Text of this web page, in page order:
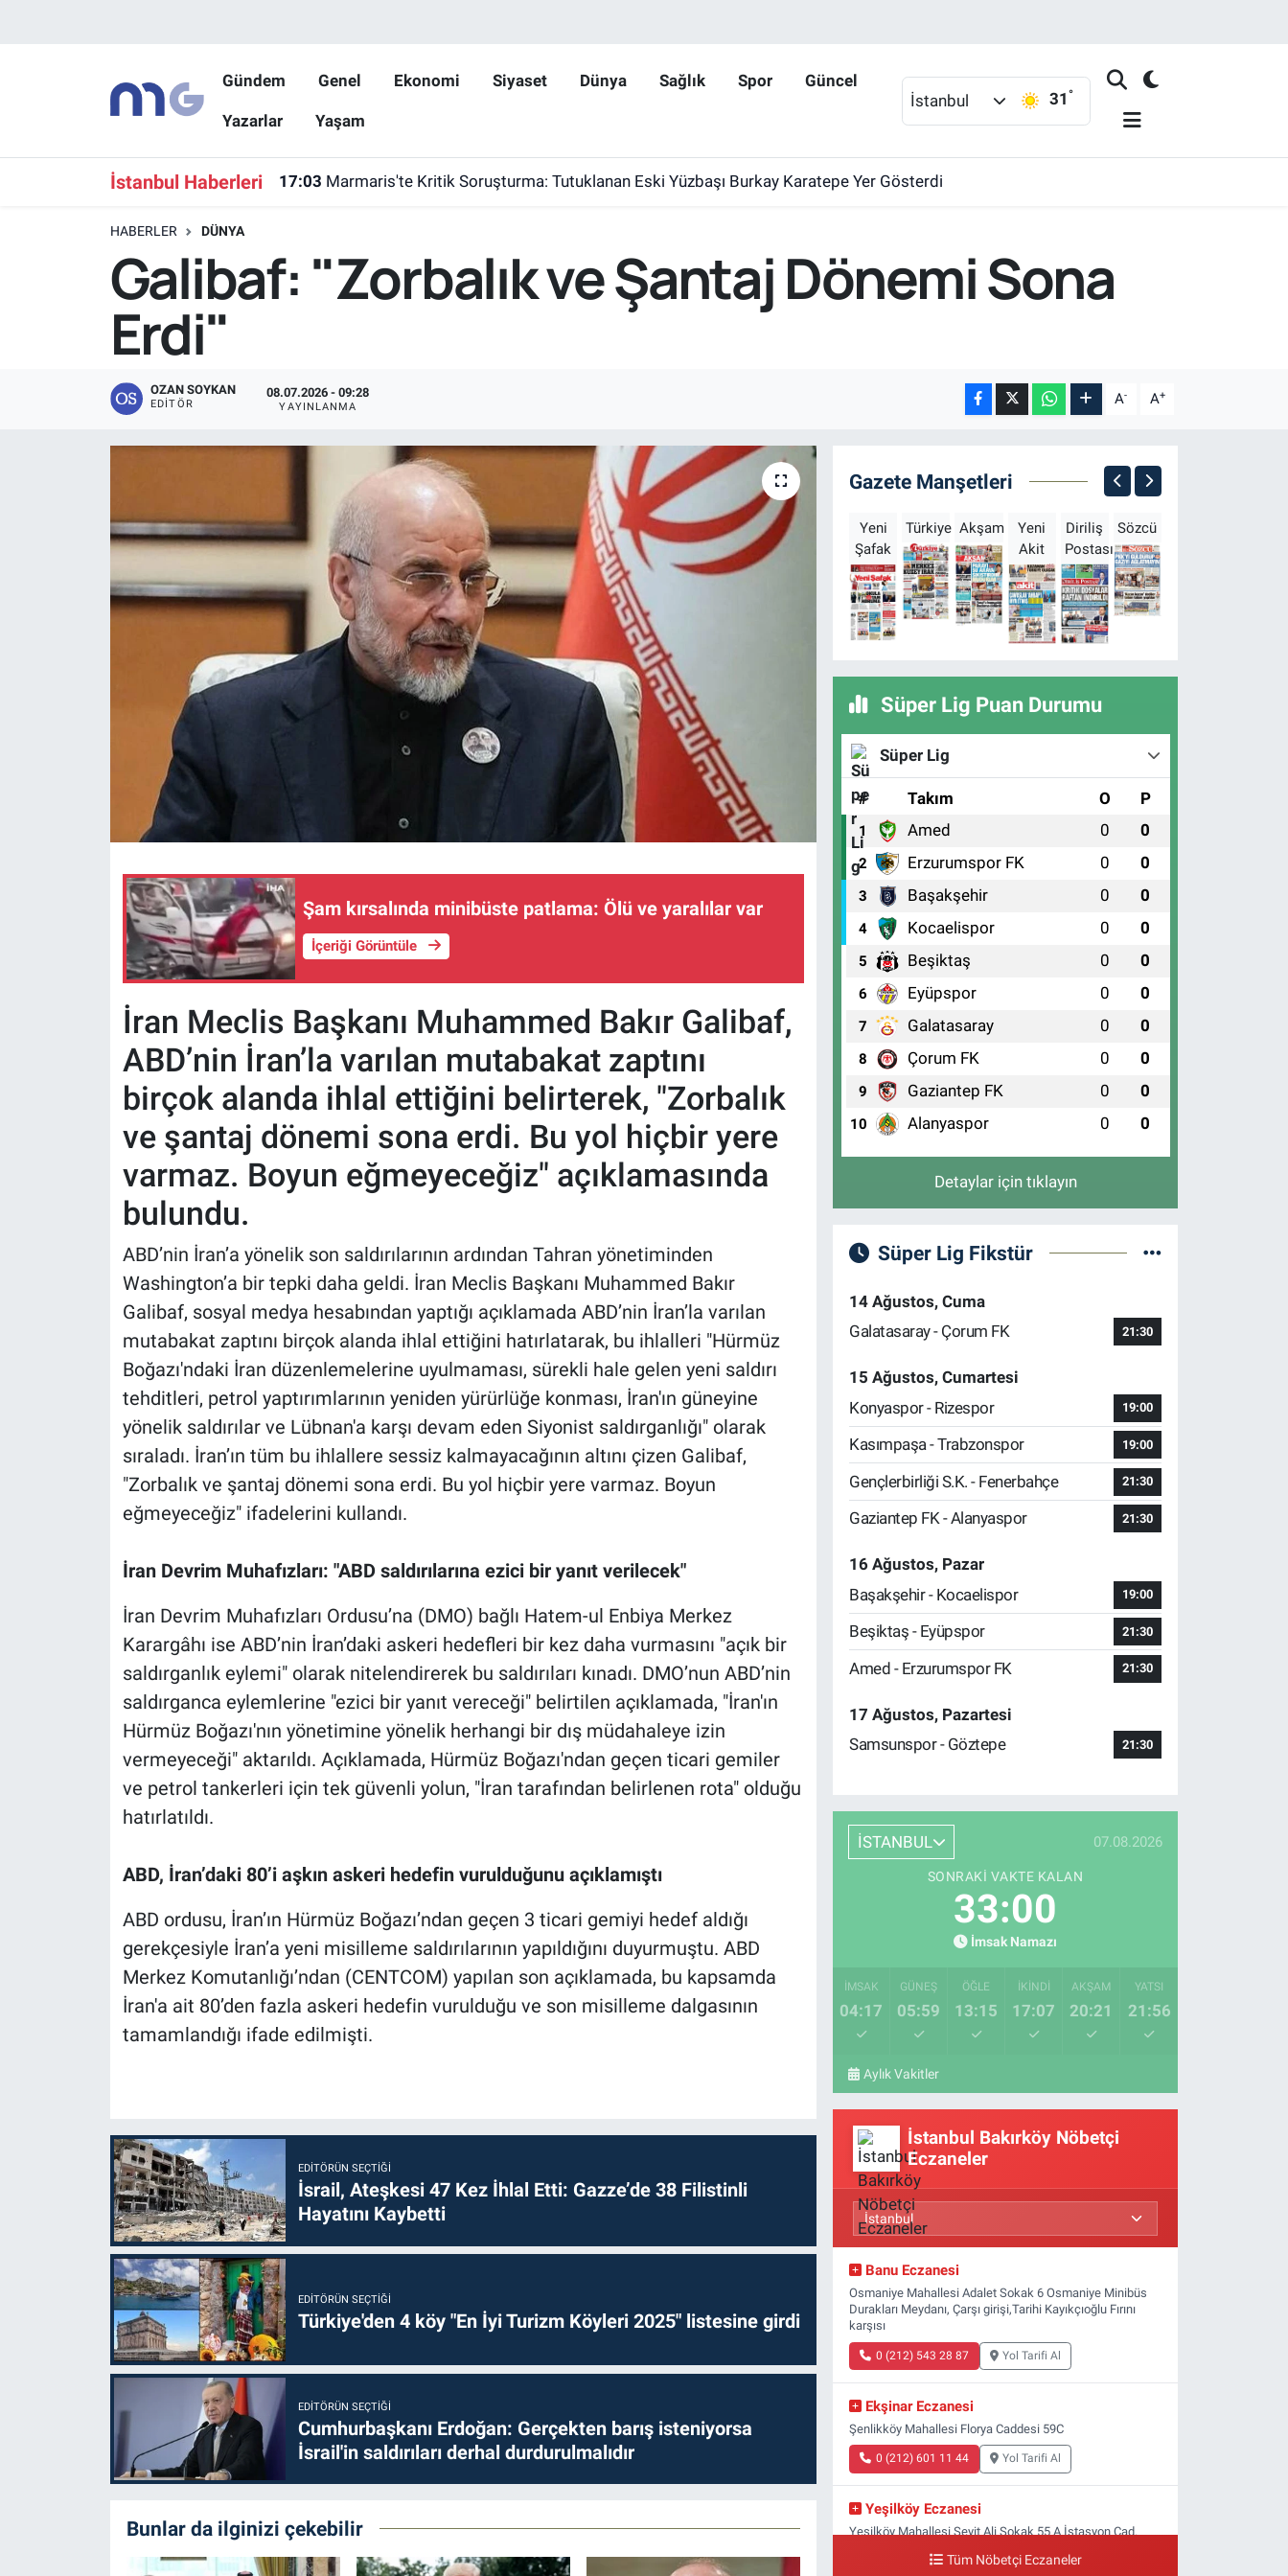
Gündem Genel Ekonomi Siyaset Dünya Sağlık Spor Güncel
Yazarlar Yaşam
İstanbul 31 °
İstanbul Haberleri 17:03 Marmaris'te Kritik Soruşturma: Tutuklanan Eski Yüzbaşı Burkay Karatepe Yer Gösterdi
HABERLER DÜNYA
Galibaf: "Zorbalık ve Şantaj Dönemi Sona
Erdi"
OZAN SOYKAN
EDITÖR
08.07.2026 - 09:28
YAYINLANMA A- A+
Şam kırsalında minibüste patlama: Ölü ve yaralılar var
İçeriği Görüntüle
İran Meclis Başkanı Muhammed Bakır Galibaf,
ABD’nin İran’la varılan mutabakat zaptını
birçok alanda ihlal ettiğini belirterek, "Zorbalık
ve şantaj dönemi sona erdi. Bu yol hiçbir yere
varmaz. Boyun eğmeyeceğiz" açıklamasında
bulundu.
ABD’nin İran’a yönelik son saldırılarının ardından Tahran yönetiminden
Washington’a bir tepki daha geldi. İran Meclis Başkanı Muhammed Bakır
Galibaf, sosyal medya hesabından yaptığı açıklamada ABD’nin İran’la varılan
mutabakat zaptını birçok alanda ihlal ettiğini hatırlatarak, bu ihlalleri "Hürmüz
Boğazı'ndaki İran düzenlemelerine uyulmaması, sürekli hale gelen yeni saldırı
tehditleri, petrol yaptırımlarının yeniden yürürlüğe konması, İran'ın güneyine
yönelik saldırılar ve Lübnan'a karşı devam eden Siyonist saldırganlığı" olarak
sıraladı. İran’ın tüm bu ihlallere sessiz kalmayacağının altını çizen Galibaf,
"Zorbalık ve şantaj dönemi sona erdi. Bu yol hiçbir yere varmaz. Boyun
eğmeyeceğiz" ifadelerini kullandı.
İran Devrim Muhafızları: "ABD saldırılarına ezici bir yanıt verilecek"
İran Devrim Muhafızları Ordusu’na (DMO) bağlı Hatem-ul Enbiya Merkez
Karargâhı ise ABD’nin İran’daki askeri hedefleri bir kez daha vurmasını "açık bir
saldırganlık eylemi" olarak nitelendirerek bu saldırıları kınadı. DMO’nun ABD’nin
saldırganca eylemlerine "ezici bir yanıt vereceği" belirtilen açıklamada, "İran'ın
Hürmüz Boğazı'nın yönetimine yönelik herhangi bir dış müdahaleye izin
vermeyeceği" aktarıldı. Açıklamada, Hürmüz Boğazı'ndan geçen ticari gemiler
ve petrol tankerleri için tek güvenli yolun, "İran tarafından belirlenen rota" olduğu
hatırlatıldı.
ABD, İran’daki 80’i aşkın askeri hedefin vurulduğunu açıklamıştı
ABD ordusu, İran’ın Hürmüz Boğazı’ndan geçen 3 ticari gemiyi hedef aldığı
gerekçesiyle İran’a yeni misilleme saldırılarının yapıldığını duyurmuştu. ABD
Merkez Komutanlığı’ndan (CENTCOM) yapılan son açıklamada, bu kapsamda
İran'a ait 80’den fazla askeri hedefin vurulduğu ve son misilleme dalgasının
tamamlandığı ifade edilmişti.
EDITÖRÜN SEÇTIĞI
İsrail, Ateşkesi 47 Kez İhlal Etti: Gazze’de 38 Filistinli
Hayatını Kaybetti
EDITÖRÜN SEÇTIĞI
Türkiye'den 4 köy "En İyi Turizm Köyleri 2025" listesine girdi
EDITÖRÜN SEÇTIĞI
Cumhurbaşkanı Erdoğan: Gerçekten barış isteniyorsa
İsrail'in saldırıları derhal durdurulmalıdır
Bunlar da ilginizi çekebilir
Gazete Manşetleri
Yeni
Şafak
Türkiye Akşam
Yeni
Akit
Diriliş
Postası
Sözcü
Süper Lig Puan Durumu
Süper Lig
# Takım O P
1 Amed 0 0
2 Erzurumspor FK 0 0
3 Başakşehir 0 0
4 Kocaelispor 0 0
5 Beşiktaş 0 0
6 Eyüpspor 0 0
7 Galatasaray 0 0
8 Çorum FK 0 0
9 Gaziantep FK 0 0
10 Alanyaspor 0 0
Detaylar için tıklayın
Süper Lig Fikstür
14 Ağustos, Cuma
Galatasaray - Çorum FK
21:30
15 Ağustos, Cumartesi
Konyaspor - Rizespor
19:00
Kasımpaşa - Trabzonspor 19:00
Gençlerbirliği S.K. - Fenerbahçe 21:30
Gaziantep FK - Alanyaspor 21:30
16 Ağustos, Pazar
Başakşehir - Kocaelispor
19:00
Beşiktaş - Eyüpspor 21:30
Amed - Erzurumspor FK 21:30
17 Ağustos, Pazartesi
Samsunspor - Göztepe
21:30
İSTANBUL 07.08.2026
SONRAKI VAKTE KALAN
32:59
İmsak Namazı
İMSAK
04:17
GÜNEŞ
05:59
ÖĞLE
13:15
İKINDI
17:07
AKŞAM
20:21
YATSI
21:56
Aylık Vakitler
İstanbul Bakırköy Nöbetçi
Eczaneler
Banu Eczanesi
Osmaniye Mahallesi Adalet Sokak 6 Osmaniye Minibüs
Durakları Meydanı, Çarşı girişi,Tarihi Kayıkçıoğlu Fırını
karşısı
0 (212) 543 28 87 Yol Tarifi Al
Ekşinar Eczanesi
Şenlikköy Mahallesi Florya Caddesi 59C
0 (212) 601 11 44 Yol Tarifi Al
Yeşilköy Eczanesi
Yeşilköy Mahallesi Seyit Ali Sokak 55 A İstasyon Cad.
Tüm Nöbetçi Eczaneler
Hava Durumu
İstanbul Namaz Vakitleri
Süper Lig Puan Durumu ve Fikstür
Tüm Manşetler
Haber Arşivi